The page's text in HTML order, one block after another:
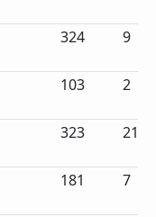
324 9
103 2
323 21
181 7